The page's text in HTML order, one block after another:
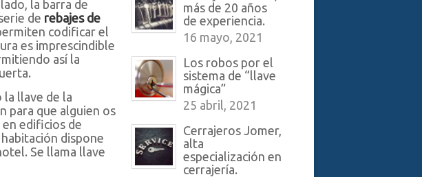
la barra de
de rebajes de
codificar el
es imprescindible
así la
la llave de la
para que alguien os
en edificios de
dispone
Se llama llave
más de 20 años
de experiencia.
16 mayo, 2021
Los robos por el
sistema de “llave
mágica”
25 abril, 2021
Cerrajeros Jomer,
alta
especialización en
cerrajería.